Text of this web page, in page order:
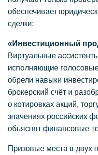
обеспечивает
сделки;
«Инвестиционный
Виртуальные
исполняющие
обрели навыки
брокерский счёт и
о котировках акций,
значениях российских
объяснят финансовые
Призовые места в двух